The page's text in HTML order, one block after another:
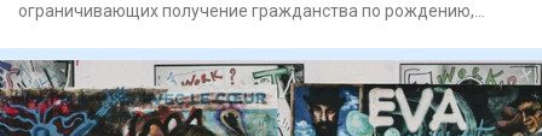
ограничивающих получение гражданства по рождению,